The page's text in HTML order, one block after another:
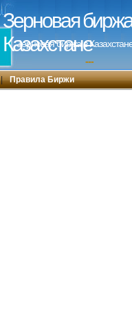
Зерновая
Казахстане
Зерновая биржа в
---
| Правила Биржи